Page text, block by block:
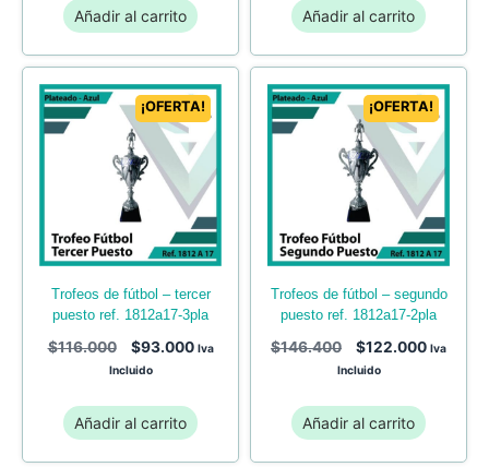
Añadir al carrito Añadir al carrito
¡OFERTA!
trofeos de fútbol – tercer
puesto ref. 1812a17-3pla
$116.000 $93.000 Iva
Incluido
Añadir al carrito
¡OFERTA!
trofeos de fútbol – segundo
puesto ref. 1812a17-2pla
$146.400 $122.000 Iva
Incluido
Añadir al carrito